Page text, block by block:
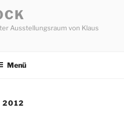
Ausstellungsraum von Klaus
Menü
2012